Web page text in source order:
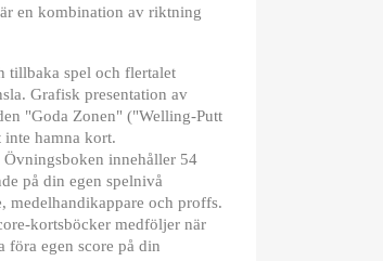
en kombination av riktning
tillbaka spel och flertalet
Grafisk presentation av
"Goda Zonen" ("Welling-Putt
hamna kort.
innehåller 54
på din egen spelnivå
medelhandikappare och proffs.
kortsböcker medföljer när
föra egen score på din